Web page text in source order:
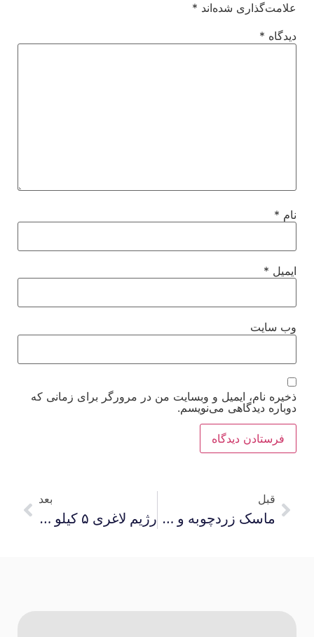
علامت‌گذاری شده‌اند *
دیدگاه *
نام *
ایمیل *
وب‌ سایت
ذخیره نام، ایمیل و وبسایت من در مرورگر برای زمانی که
دوباره دیدگاهی می‌نویسم.
قبل
ماسک زردچوبه و گلاب برای صورت ؛ درمان لک و جای جوش
بعد
رژیم لاغری ۵ کیلو در یک ماه ؛ به راحتی وزن کم کن